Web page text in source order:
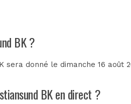
BK ?
donné le dimanche 16 août
BK en direct ?